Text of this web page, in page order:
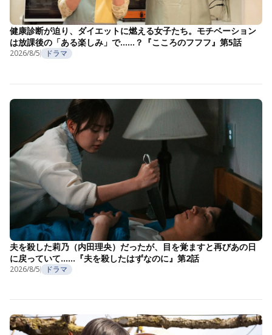
健康診断が迫り、ダイエットに燃える女子たち。モチベーション
は放課後の「ある楽しみ」で……？『こころのフフフ』第5話
2026/8/5 ドラマ
夫を殺した莉乃（内田理央）だったが、目を覚ますと再びあの日
に戻っていて……『夫を殺したはずなのに』第2話
2026/8/5 ドラマ